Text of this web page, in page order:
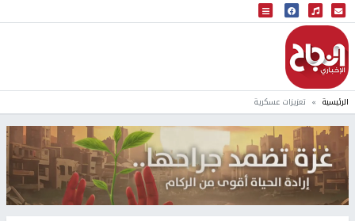
البث المباشر
إذاعة النجاح
الرئيسية تعزيزات عسكرية